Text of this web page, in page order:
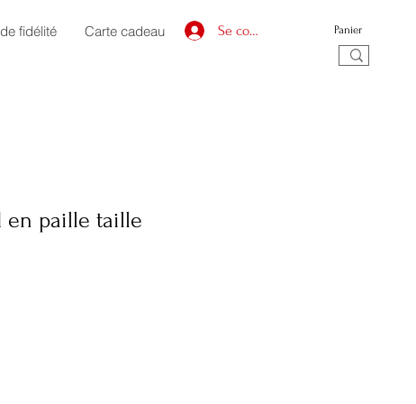
fidélité Carte cadeau Se connecter Panier
en paille taille